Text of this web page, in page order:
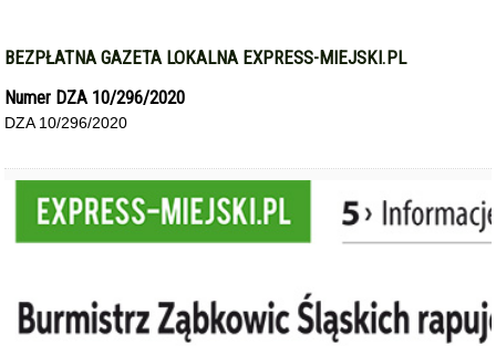
BEZPŁATNA GAZETA LOKALNA EXPRESS-MIEJSKI.PL
Numer DZA 10/296/2020
DZA 10/296/2020